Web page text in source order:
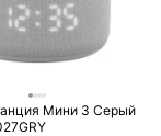
Мини 3 Серый